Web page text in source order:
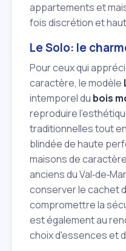
appartements et
fois discrétion et
Le Solo: le
Pour ceux qui
caractère, le modèle
intemporel du bois
reproduire
traditionnelles tout
blindée de haute
maisons de
anciens du
conserver le cachet
compromettre la
est également au
choix d'essences et